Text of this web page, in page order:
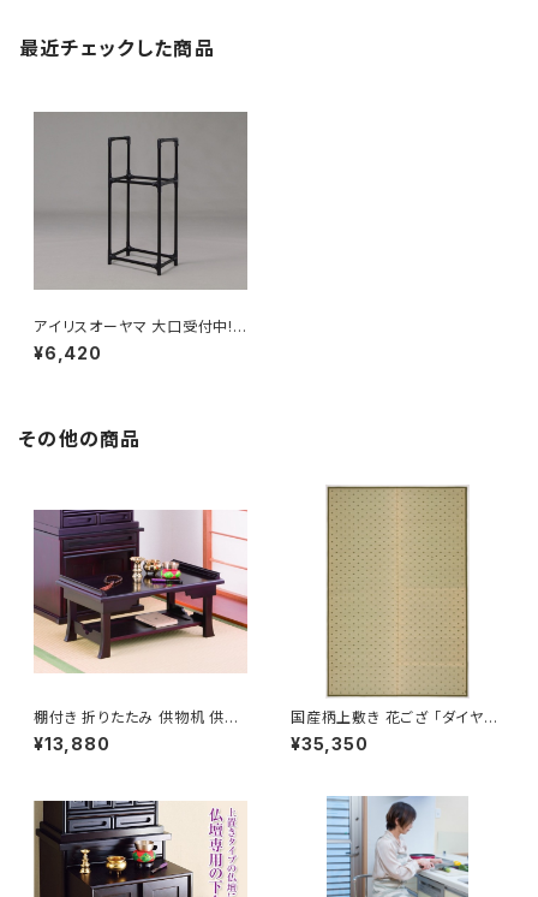
最近チェックした商品
アイリスオーヤマ 大口受付中!
タイヤラック カー用品 タイヤラ
ック / 生活雑貨 レジャー・スポ
¥6,420
その他の商品
棚付き 折りたたみ 供物机 供物
台 仏具 仏事 / 生活雑貨 日用品
仏事・神事用品
¥13,880
国産柄上敷き 花ござ 「ダイヤ」 /
家具・インテリア ファブリック・
敷物 畳・ござ
¥35,350